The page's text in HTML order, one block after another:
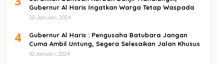
Gubernur Al Haris Ingatkan Warga Tetap Waspada
20 Januari, 2024
4
Gubernur Al Haris : Pengusaha Batubara Jangan
Cuma Ambil Untung, Segera Selesaikan Jalan Khusus
10 Januari, 2024